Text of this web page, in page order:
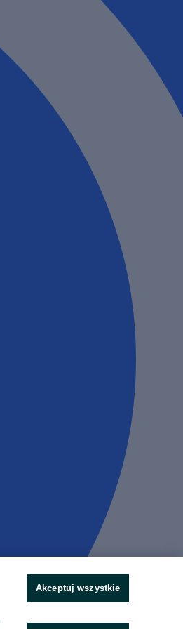
Akceptuj wszystkie